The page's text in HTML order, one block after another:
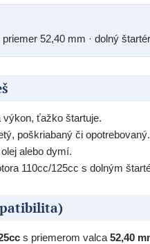
priemer 52,40 mm · dolný
výkon, ťažko štartuje.
poškriabaný či opotrebovaný.
alebo dymí.
110cc/125cc s dolným
s priemerom valca 52,40